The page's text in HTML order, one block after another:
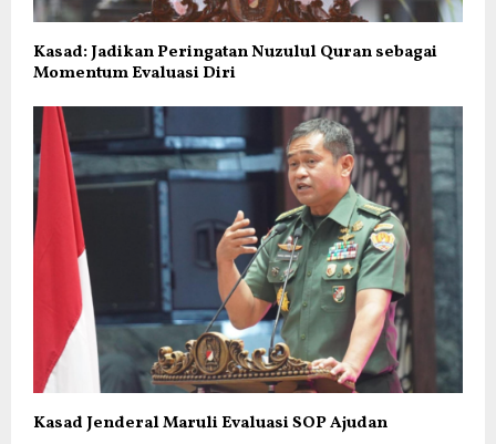
Kasad: Jadikan Peringatan Nuzulul Quran sebagai
Momentum Evaluasi Diri
Kasad Jenderal Maruli Evaluasi SOP Ajudan